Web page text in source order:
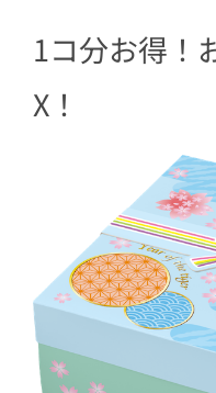
1コ分お得！
X！